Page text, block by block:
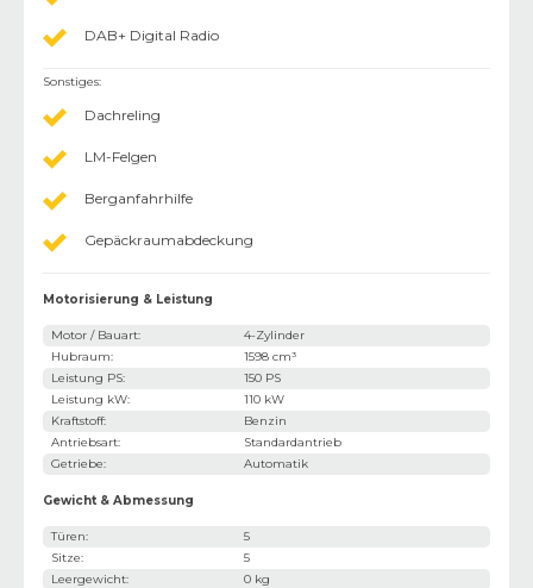
DAB+ Digital Radio
Sonstiges:
Dachreling
LM-Felgen
Berganfahrhilfe
Gepäckraumabdeckung
Motorisierung & Leistung
Motor / Bauart:
4-Zylinder
Hubraum:
1598 cm³
Leistung PS:
150 PS
Leistung kW:
110 kW
Kraftstoff:
Benzin
Antriebsart:
Standardantrieb
Getriebe: Automatik
Gewicht & Abmessung
Türen:
5
Sitze:
5
Leergewicht:
0 kg